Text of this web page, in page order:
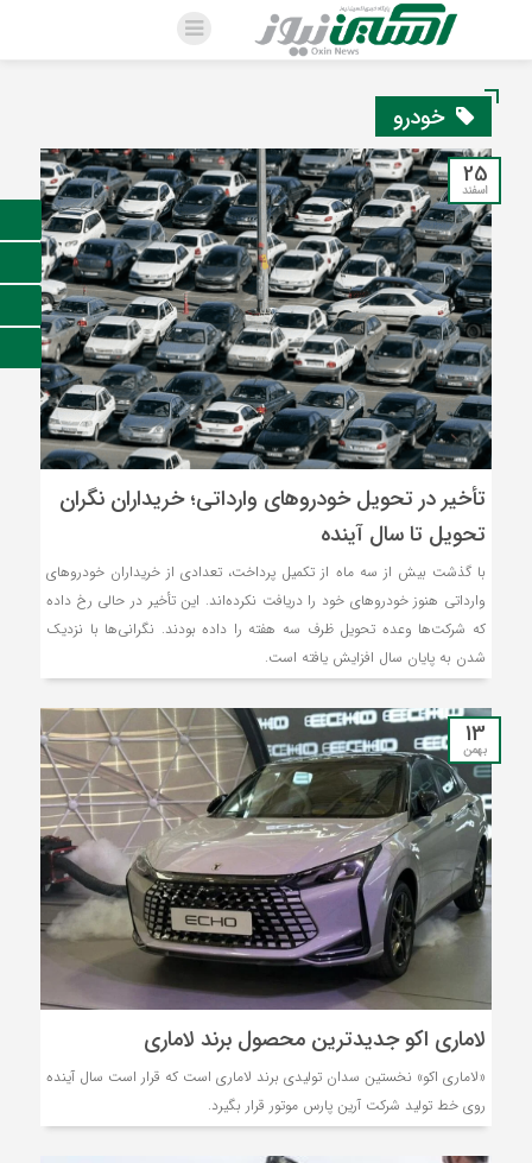
خودرو
25
اسفند
تأخیر در تحویل خودروهای وارداتی؛ خریداران نگران
تحویل تا سال آینده
با گذشت بیش از سه ماه از تکمیل پرداخت، تعدادی از خریداران خودروهای
وارداتی هنوز خودروهای خود را دریافت نکرده‌اند. این تأخیر در حالی رخ داده
که شرکت‌ها وعده تحویل ظرف سه هفته را داده بودند. نگرانی‌ها با نزدیک
شدن به پایان سال افزایش یافته است.
13
بهمن
لاماری اکو جدیدترین محصول برند لاماری
«لاماری اکو» نخستین سدان تولیدی برند لاماری است که قرار است سال آینده
روی خط تولید شرکت آرین پارس موتور قرار بگیرد.